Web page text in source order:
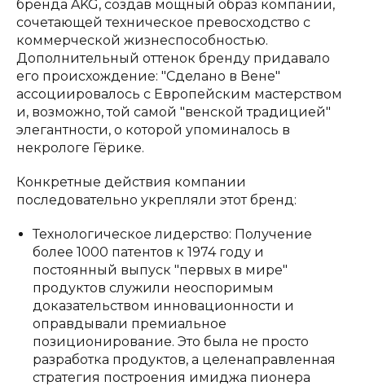
бренда AKG, создав мощный образ компании,
сочетающей техническое превосходство с
коммерческой жизнеспособностью.
Дополнительный оттенок бренду придавало
его происхождение: "Сделано в Вене"
ассоциировалось с Европейским мастерством
и, возможно, той самой "венской традицией"
элегантности, о которой упоминалось в
некрологе Гёрике.
Конкретные действия компании
последовательно укрепляли этот бренд:
Технологическое лидерство: Получение
более 1000 патентов к 1974 году и
постоянный выпуск "первых в мире"
продуктов служили неоспоримым
доказательством инновационности и
оправдывали премиальное
позиционирование. Это была не просто
разработка продуктов, а целенаправленная
стратегия построения имиджа пионера